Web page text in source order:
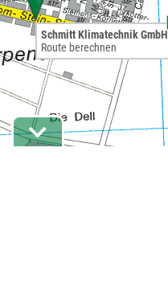
Schmitt Klimatechnik GmbH
Route berechnen